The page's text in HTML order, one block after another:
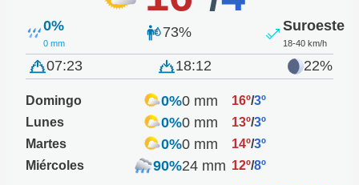
0%
0 mm
73% Suroeste
18-40 km/h
07:23 18:12 22%
Domingo 0%0 mm 16º/3º
Lunes
0%0 mm 13º/3º
Martes
0%0 mm 14º/3º
Miércoles
90%24 mm 12º/8º